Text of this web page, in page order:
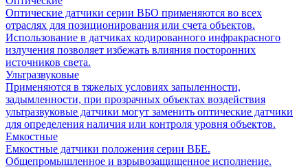
Оптические датчики серии ВБО применяются во всех
отраслях для позиционирования или счета объектов.
Использование в датчиках кодированного инфракрасного
излучения позволяет избежать влияния посторонних
источников света.
Ультразвуковые
Применяются в тяжелых условиях запыленности,
задымленности, при прозрачных объектах воздействия
ультразвуковые датчики могут заменить оптические датчики
для определения наличия или контроля уровня объектов.
Емкостные
Емкостные датчики положения серии ВБЕ.
Общепромышленное и взрывозащищенное исполнение.